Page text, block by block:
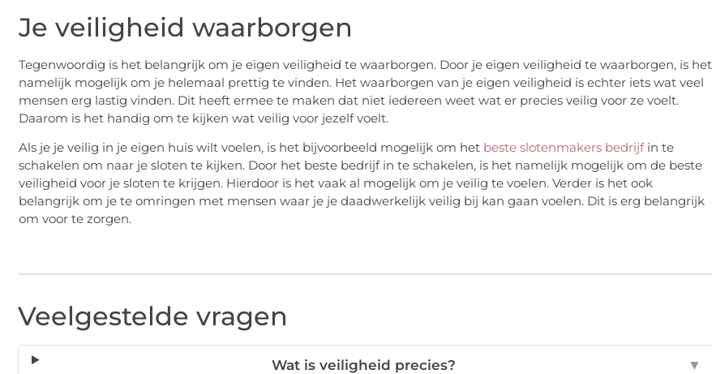
Je veiligheid waarborgen
Tegenwoordig is het belangrijk om je eigen veiligheid te waarborgen. Door je eigen veiligheid te waarborgen, is het
namelijk mogelijk om je helemaal prettig te vinden. Het waarborgen van je eigen veiligheid is echter iets wat veel
mensen erg lastig vinden. Dit heeft ermee te maken dat niet iedereen weet wat er precies veilig voor ze voelt.
Daarom is het handig om te kijken wat veilig voor jezelf voelt.
Als je je veilig in je eigen huis wilt voelen, is het bijvoorbeeld mogelijk om het beste slotenmakers bedrijfin te
schakelen om naar je sloten te kijken. Door het beste bedrijf in te schakelen, is het namelijk mogelijk om de beste
veiligheid voor je sloten te krijgen. Hierdoor is het vaak al mogelijk om je veilig te voelen. Verder is het ook
belangrijk om je te omringen met mensen waar je je daadwerkelijk veilig bij kan gaan voelen. Dit is erg belangrijk
om voor te zorgen.
Veelgestelde vragen
Wat is veiligheid precies? ▼